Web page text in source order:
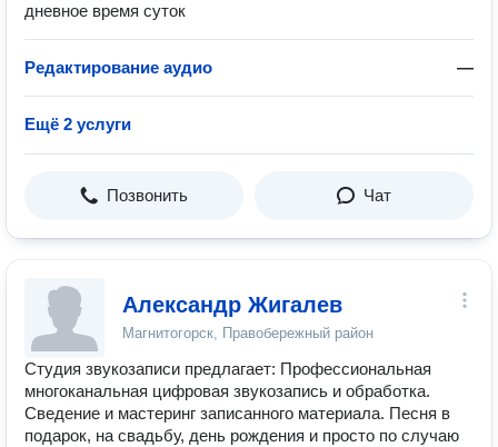
дневное время суток
Редактирование аудио —
Ещё 2 услуги
Позвонить Чат
Александр Жигалев
Магнитогорск, Правобережный район
Студия звукозаписи предлагает: Профессиональная
многоканальная цифровая звукозапись и обработка.
Сведение и мастеринг записанного материала. Песня в
подарок, на свадьбу, день рождения и просто по случаю